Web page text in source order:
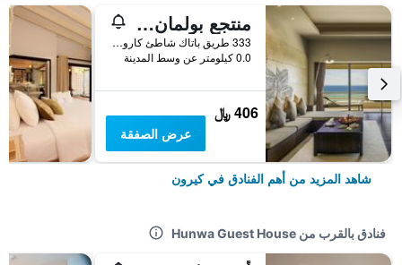
منتجع بولمان فوكيت كارون بيتش
333 طريق باتاك شاطئ كارون موانغ, كيرون, تايلاند
0.0 كيلومتر عن وسط المدينة
406 ﷼
عرض الصفقة
شاهد المزيد من أهم الفنادق في كيرون
فنادق بالقرب من Hunwa Guest House